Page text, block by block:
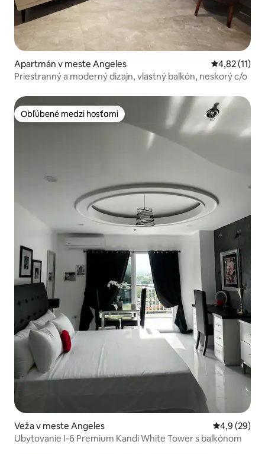
Apartmán v meste Angeles Priemerné
4,82 (11)
Priestranný a moderný dizajn, vlastný balkón, neskorý c/o
Obľúbené medzi hosťami
Obľúbené medzi hosťami
Veža v meste Angeles Priemerné
4,9 (29)
Ubytovanie I-6 Premium Kandi White Tower s balkónom